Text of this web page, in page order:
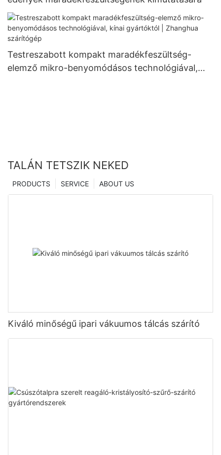
Testreszabott kompakt maradékfeszültség-
elemző mikro-benyomódásos technológiával,
TALÁN TETSZIK NEKED
ABOUT US
SERVICE
PRODUCTS
Kiváló minőségű ipari vákuumos tálcás szárító